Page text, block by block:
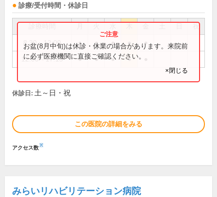
診療/受付時間・休診日
祝
8:30～12:00 ● ● ● ● ●
12:00～17:15 ● ● ● ●
お盆(8月中旬)は休診・休業の場合があります。来院前
に必ず医療機関に直接ご確認ください。
×閉じる
休診日: 土～日・祝
この医院の詳細をみる
アクセス数※
みらいリハビリテーション病院